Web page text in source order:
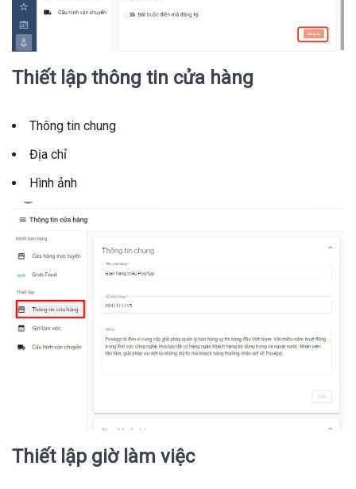
Thiết lập thông tin cửa hàng
Thông tin chung
Địa chỉ
Hình ảnh
Thiết lập giờ làm việc